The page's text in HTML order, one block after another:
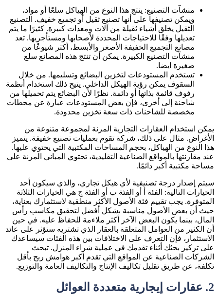
منشآت التصنيع: ينتج هذا النوع من الهياكل سلعًا أو مواد،
ويمكن تصنيفها على أنها تصنيع ثقيل أو تجميع خفيف. التصنيع
الثقيل يخلق أشياء ثقيلة من آلات ومعدات كبيرة. كثيرًا ما يتم
تعديلها وفقًا للاحتياجات المحددة لأصحابها ومستأجريها. تعد
مصانع التجميع الخفيفة الأصغر والأبسط، أكثر شيوعًا من
منشآت التصنيع الكبيرة. يمكن أن تنتج هذه المصانع سلع
صغيرة ايضا.
تستخدم المستودعات لتخزين البضائع وتسليمها. من خلال
السقوف يمكن رؤية الهيكل الداخلي. يتيح ذلك استخدام أنظمة
رفوف قائمة بذاتها أو دائمة. نظرًا لأن البضائع يتم تحميلها من
شاحنة إلى أخرى، فإن بعض المستودعات عبارة عن محطات
مخصصة للشاحنات ذات سعة تخزين محدودة.
يمكن استخدام العقارات التجارية المرنة لمجموعة متنوعة من
الأغراض. مثال على ذلك، شركة تقوم بعمليات تصنيع خفيفة. يتميز
هذا النوع من الهياكل، بحجم المساحات المكتبية التي يحتوي عليها.
عند مقارنتها بالمواقع الصناعية التقليدية، تحتوي المباني المرنة على
مساحة مكتبية أكبر دائمًا.
سيتم إصدار درجة تصنيفية لأي هيكل تجاري، والذي سيكون أحد
الخيارات التالية: الفئة أ أو الفئة ب أو الفئة ج هي الخيارات الثلاثة
المتوفرة. يجب تقييم فئة الأصول الأكثر منطقية لاستثمارك بعناية،
حيث أن بعض الأصول مناسبة بشكل أفضل لتحقيق مكاسب رأس
المال، بينما يكون البعض الآخر أكثر ملاءمة للحفاظ عليه. في حين
أن الكثير من العوامل المتعلقة بالعقار الذي تشتريه ستؤثر على عائد
الاستثمار، فإن التعرف على الاختلافات بين هذه الفئات سيساعدك
على تركيز بحثك أثناء تقدمك في عملية شراء المنزل. تبحث
الشركات الصناعية عن المواقع التي تقدم أكبر هوامش ربح بأقل
تكلفة، عن طريق تقليل تكاليف الإنتاج والتكاليف العامة والتوزيع.
2. عقارات إيجارية متعددة العوائل